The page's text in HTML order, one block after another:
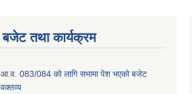
बजेट तथा कार्यक्रम
आ.व. 083/084 को लागि सभामा पेश भएको बजेट
वक्तव्य